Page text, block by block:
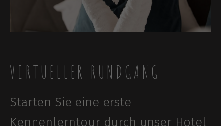
VIRTUELLER RUNDGANG
Starten Sie eine erste
Kennenlerntour durch unser Hotel